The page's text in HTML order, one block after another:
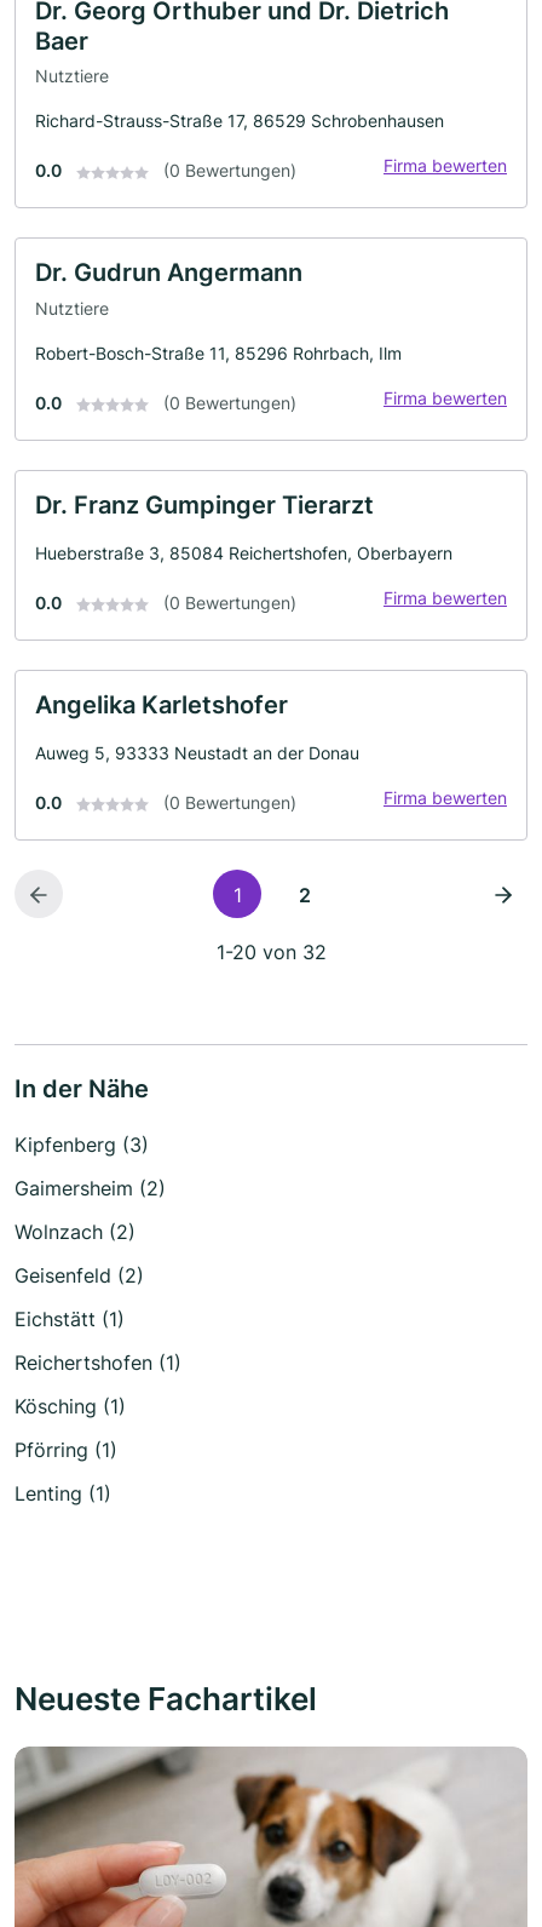
Dr. Georg Orthuber und Dr. Dietrich
Baer
Nutztiere
Richard-Strauss-Straße 17, 86529 Schrobenhausen
0.0 (0 Bewertungen) Firma bewerten
Dr. Gudrun Angermann
Nutztiere
Robert-Bosch-Straße 11, 85296 Rohrbach, Ilm
0.0 (0 Bewertungen) Firma bewerten
Dr. Franz Gumpinger Tierarzt
Hueberstraße 3, 85084 Reichertshofen, Oberbayern
0.0 (0 Bewertungen) Firma bewerten
Angelika Karletshofer
Auweg 5, 93333 Neustadt an der Donau
0.0 (0 Bewertungen) Firma bewerten
1 2
1-20 von 32
In der Nähe
Kipfenberg (3)
Gaimersheim (2)
Wolnzach (2)
Geisenfeld (2)
Eichstätt (1)
Reichertshofen (1)
Kösching (1)
Pförring (1)
Lenting (1)
Neueste Fachartikel